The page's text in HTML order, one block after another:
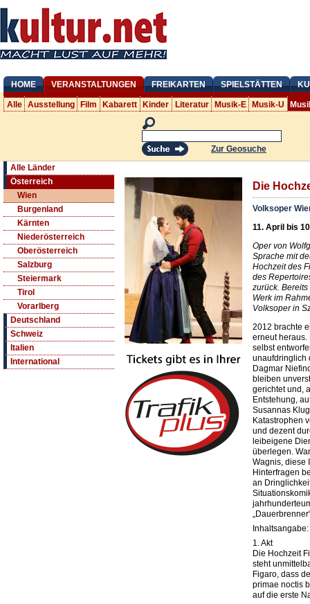
HOME VERANSTALTUNGEN FREIKARTEN SPIELSTÄTTEN
Alle Ausstellung Film Kabarett Kinder Literatur Musik-E Musik-U
Zur Geosuche
Alle Länder
Österreich
Wien
Burgenland
Kärnten
Niederösterreich
Oberösterreich
Salzburg
Steiermark
Tirol
Vorarlberg
Deutschland
Schweiz
Italien
International
Die
Volksoper
11. April bis
Oper von
Sprache mit
Hochzeit des
des
zurück.
Werk im
Volksoper in
2012 brachte
erneut heraus.
selbst
unaufdringlich
Dagmar
bleiben
gerichtet und,
Entstehung,
Susannas
Katastrophen
und dezent
leibeigene
überlegen.
Wagnis, diese
Hinterfragen
an
Inhaltsangabe:
1. Akt
Die Hochzeit
steht
Figaro, dass
primae noctis
auf die erste